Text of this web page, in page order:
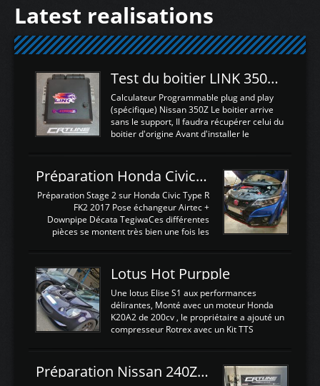
Latest realisations
Test du boitier LINK 350Z Plugin ECU
Calculateur Programmable plug and play
(spécifique) Nissan 350Z Le boitier arrive
sans le support, Il faudra récupérer celui du
boitier d'origine Avant d'installer le
d'envoyer l'information de la large bande
dans le boitier. sydney sweeney deepfake
La sortie 0-5V de l'afr sera connectée sur
l'entrée AN Volt 8 et GndAN pour
Analogique, et Volt car l'information est une
tension (Pas une résistance variable d'un
est temps de brancher le ...
Préparation Honda Civic Type R FK2
Préparation Stage 2 sur Honda Civic Type R
FK2 2017 Pose échangeur Airtec +
Downpipe Décata TegiwaCes différentes
pièces se montent très bien une fois les
légere découpe du plastique inferieur,
negénant en rien la structure ou le
fonctionnement du fond plat. Une
reprogrammation Stage 2 est faite sur le
calculateur d'origine. Une alternative
économique au passage sur Hondata
d'origine 310cv et 400Nn , Une fois
reprogrammé et les ...
Lotus Hot Purpple
Une lotus Elise S1 aux performances
délirantes, Monté avec un moteur Honda
K20A2 de 200cv , le propriétaire a ajouté un
compresseur Rotrex avec un Kit TTS
d'augmenter la puissance de son moteur:
un watercooler a été ajouté. 300Cv sans
Préparation Nissan 240Z SR20DET